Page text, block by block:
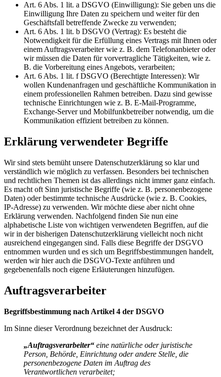
Art. 6 Abs. 1 lit. a DSGVO (Einwilligung): Sie geben uns die
Einwilligung Ihre Daten zu speichern und weiter für den
Geschäftsfall betreffende Zwecke zu verwenden;
Art. 6 Abs. 1 lit. b DSGVO (Vertrag): Es besteht die
Notwendigkeit für die Erfüllung eines Vertrags mit Ihnen oder
einem Auftragsverarbeiter wie z. B. dem Telefonanbieter oder
wir müssen die Daten für vorvertragliche Tätigkeiten, wie z.
B. die Vorbereitung eines Angebots, verarbeiten;
Art. 6 Abs. 1 lit. f DSGVO (Berechtigte Interessen): Wir
wollen Kundenanfragen und geschäftliche Kommunikation in
einem professionellen Rahmen betreiben. Dazu sind gewisse
technische Einrichtungen wie z. B. E-Mail-Programme,
Exchange-Server und Mobilfunkbetreiber notwendig, um die
Kommunikation effizient betreiben zu können.
Erklärung verwendeter Begriffe
Wir sind stets bemüht unsere Datenschutzerklärung so klar und
verständlich wie möglich zu verfassen. Besonders bei technischen
und rechtlichen Themen ist das allerdings nicht immer ganz einfach.
Es macht oft Sinn juristische Begriffe (wie z. B. personenbezogene
Daten) oder bestimmte technische Ausdrücke (wie z. B. Cookies,
IP-Adresse) zu verwenden. Wir möchte diese aber nicht ohne
Erklärung verwenden. Nachfolgend finden Sie nun eine
alphabetische Liste von wichtigen verwendeten Begriffen, auf die
wir in der bisherigen Datenschutzerklärung vielleicht noch nicht
ausreichend eingegangen sind. Falls diese Begriffe der DSGVO
entnommen wurden und es sich um Begriffsbestimmungen handelt,
werden wir hier auch die DSGVO-Texte anführen und
gegebenenfalls noch eigene Erläuterungen hinzufügen.
Auftragsverarbeiter
Begriffsbestimmung nach Artikel 4 der DSGVO
Im Sinne dieser Verordnung bezeichnet der Ausdruck:
„Auftragsverarbeiter“ eine natürliche oder juristische
Person, Behörde, Einrichtung oder andere Stelle, die
personenbezogene Daten im Auftrag des
Verantwortlichen verarbeitet;